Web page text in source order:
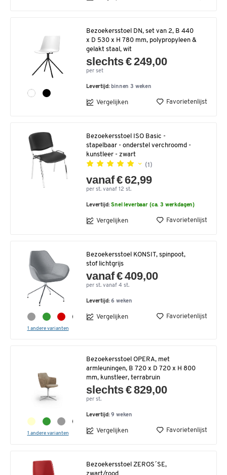
Bezoekersstoel DN, set van 2, B 440
x D 530 x H 780 mm, polypropyleen &
gelakt staal, wit
slechts € 249,00
per set
Levertijd:binnen 3 weken
Vergelijken Favorietenlijst
Bezoekersstoel ISO Basic -
stapelbaar - onderstel verchroomd -
kunstleer - zwart
(1)
vanaf € 62,99
per st. vanaf 12 st.
Levertijd:Snel leverbaar (ca. 3 werkdagen)
Vergelijken Favorietenlijst
1 andere varianten
Bezoekersstoel KONSIT, spinpoot,
stof lichtgrijs
vanaf € 409,00
per st. vanaf 4 st.
Levertijd:6 weken
Vergelijken Favorietenlijst
1 andere varianten
Bezoekersstoel OPERA, met
armleuningen, B 720 x D 720 x H 800
mm, kunstleer, terrabruin
slechts € 829,00
per st.
Levertijd:9 weken
Vergelijken Favorietenlijst
Bezoekersstoel ZEROS´SE,